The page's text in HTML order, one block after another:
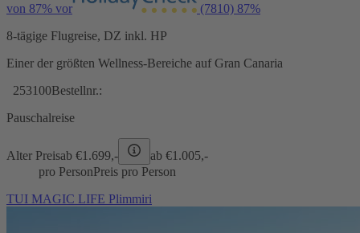
von 87% vor (7810) 87%
8-tägige Flugreise, DZ inkl. HP
Einer der größten Wellness-Bereiche auf Gran Canaria
253100Bestellnr.:
Pauschalreise
Alter Preisab €1.699,- ab €1.005,-
pro PersonPreis pro Person
TUI MAGIC LIFE Plimmiri